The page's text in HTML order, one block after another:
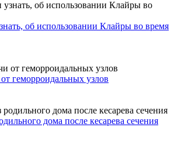
об использовании Клайры во время
геморроидальных узлов
дома после кесарева сечения